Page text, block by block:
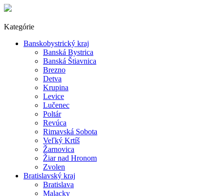
Kategórie
Banskobystrický kraj
Banská Bystrica
Banská Štiavnica
Brezno
Detva
Krupina
Levice
Lučenec
Poltár
Revúca
Rimavská Sobota
Veľký Krtíš
Žarnovica
Žiar nad Hronom
Zvolen
Bratislavský kraj
Bratislava
Malacky